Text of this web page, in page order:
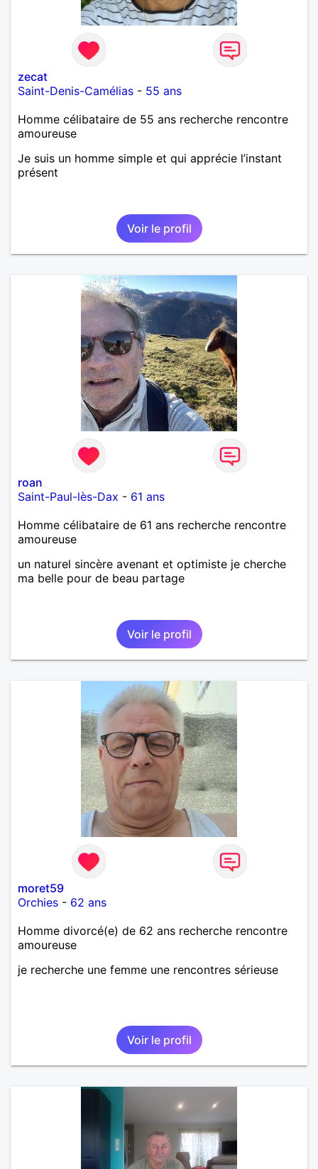
zecat
Saint-Denis-Camélias - 55 ans
Homme célibataire de 55 ans recherche rencontre
amoureuse
Je suis un homme simple et qui apprécie l’instant
présent
Voir le profil
roan
Saint-Paul-lès-Dax - 61 ans
Homme célibataire de 61 ans recherche rencontre
amoureuse
un naturel sincère avenant et optimiste je cherche
ma belle pour de beau partage
Voir le profil
moret59
Orchies - 62 ans
Homme divorcé(e) de 62 ans recherche rencontre
amoureuse
je recherche une femme une rencontres sérieuse
Voir le profil